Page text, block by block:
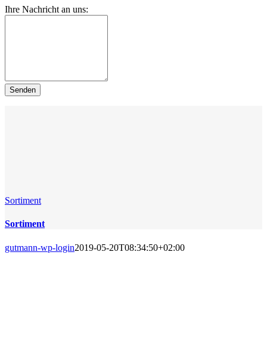
Ihre Nachricht an uns:
Sortiment
Sortiment
gutmann-wp-login2019-05-20T08:34:50+02:00